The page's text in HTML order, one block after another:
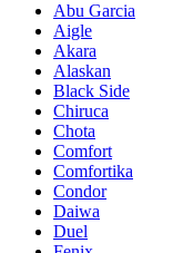
Abu Garcia
Aigle
Akara
Alaskan
Black Side
Chiruca
Chota
Comfort
Comfortika
Condor
Daiwa
Duel